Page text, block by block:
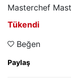
Masterchef
Tükendi
Beğen
Paylaş